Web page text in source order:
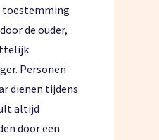
toestemming
de ouder,
Personen
dienen tijdens
altijd
door een